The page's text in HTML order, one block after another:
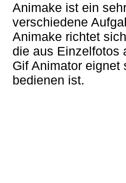
Animake ist ein
verschiedene
Animake richtet
die aus Einzelfotos
Gif Animator
bedienen ist.